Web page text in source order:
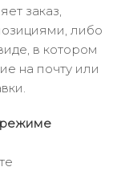
заказ,
либо
в котором
на почту или
режиме